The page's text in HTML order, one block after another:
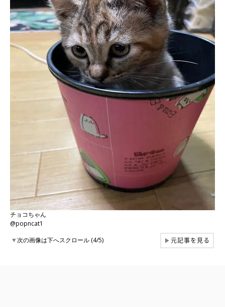
チョコちゃん
@popncat1
▼次の画像は下へスクロール (4/5) ▶元記事を見る